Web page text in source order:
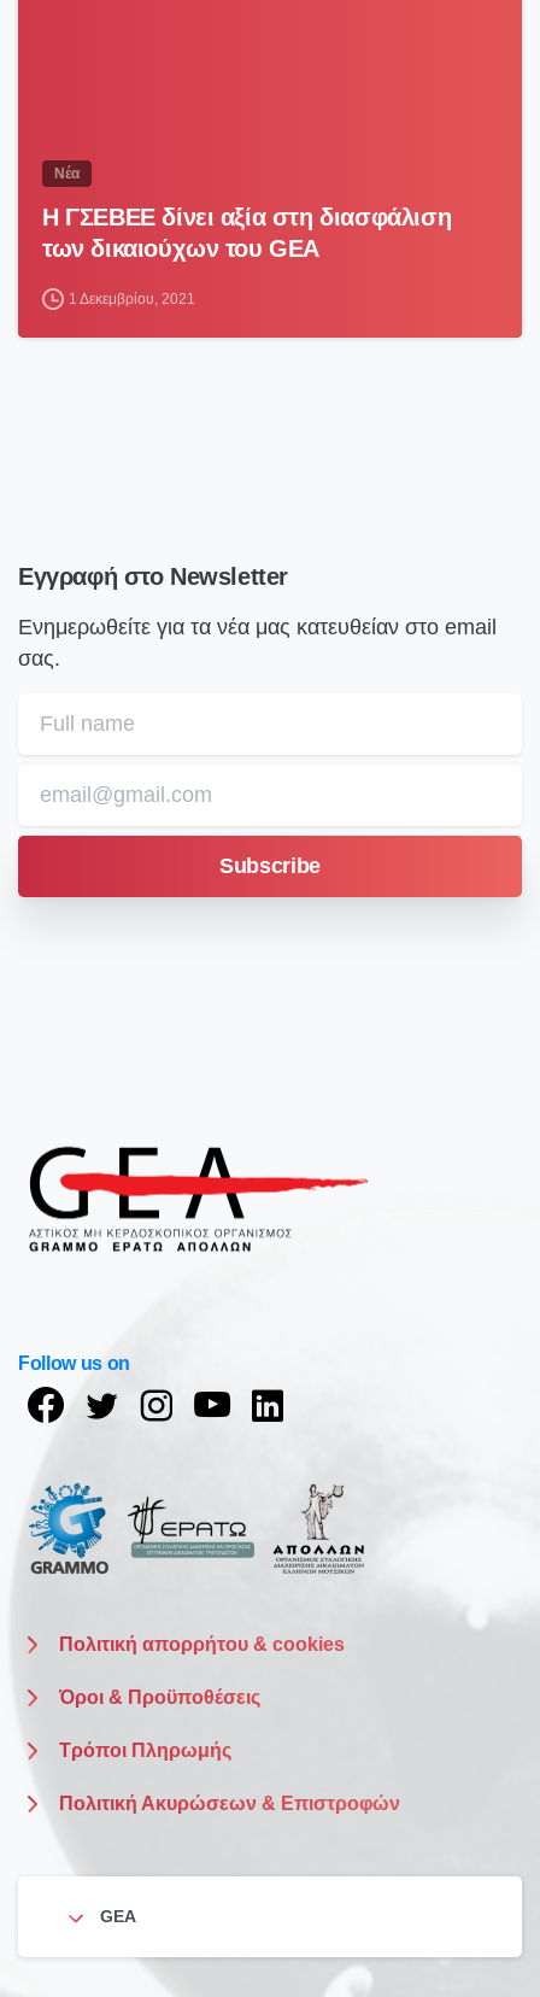
Νέα
H ΓΣΕΒΕΕ δίνει αξία στη διασφάλιση
των δικαιούχων του GEA
1 Δεκεμβρίου, 2021
Εγγραφή στο Newsletter
Ενημερωθείτε για τα νέα μας κατευθείαν στο email
σας.
Follow us on
Πολιτική απορρήτου & cookies
Όροι & Προϋποθέσεις
Τρόποι Πληρωμής
Πολιτική Ακυρώσεων & Επιστροφών
GEA